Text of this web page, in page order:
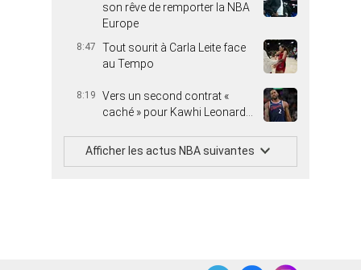
son rêve de remporter la NBA
Europe
8:47
Tout sourit à Carla Leite face
au Tempo
8:19
Vers un second contrat «
caché » pour Kawhi Leonard…
Afficher les actus NBA suivantes